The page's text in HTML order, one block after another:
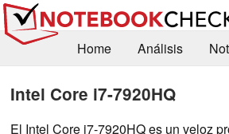
Home Análisis
Intel Core i7-7920HQ
El Intel Core i7-7920HQ es un veloz